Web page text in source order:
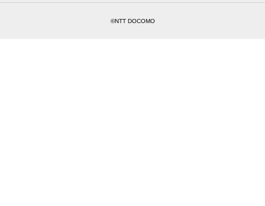
©NTT DOCOMO